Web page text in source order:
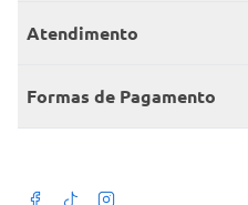
Encontre um Clube
Seja sócio
Member’s Mark
Atendimento
Fale conosco
Atendimento em libras
Formas de Pagamento